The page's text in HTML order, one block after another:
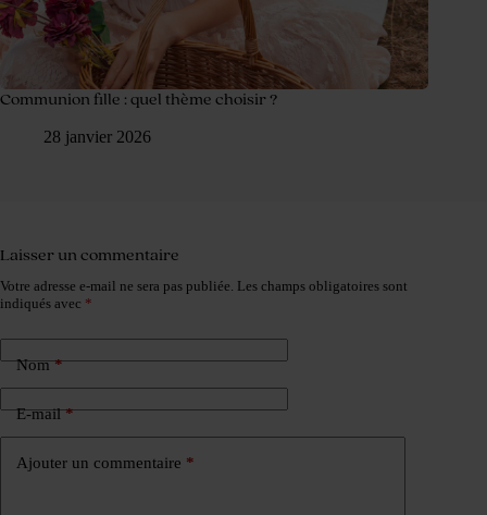
Communion fille : quel thème choisir ?
28 janvier 2026
Laisser un commentaire
Votre adresse e-mail ne sera pas publiée. Les champs obligatoires sont
indiqués avec *
Nom*
E-mail*
Ajouter un commentaire *